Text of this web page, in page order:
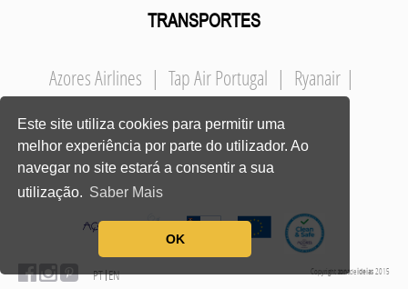
Este site utiliza cookies para permitir uma
melhor experiência por parte do utilizador. Ao
navegar no site estará a consentir a sua
utilização. Saber Mais
OK
TRANSPORTES
Azores Airlines | Tap Air Portugal | Ryanair |
PT EN Copyrightzonadeideias2015